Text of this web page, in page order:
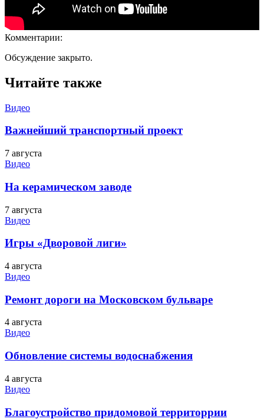
Комментарии:
Обсуждение закрыто.
Читайте также
Видео
Важнейший транспортный проект
7 августа
Видео
На керамическом заводе
7 августа
Видео
Игры «Дворовой лиги»
4 августа
Видео
Ремонт дороги на Московском бульваре
4 августа
Видео
Обновление системы водоснабжения
4 августа
Видео
Благоустройство придомовой территоррии